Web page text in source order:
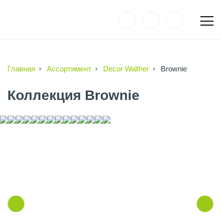
Главная Ассортимент Decor Walther Brownie
Коллекция Brownie